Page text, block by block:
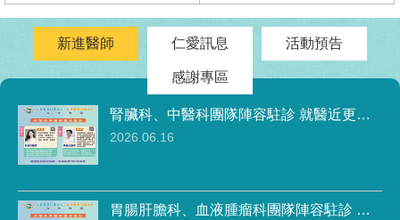
腎臟科、中醫科團隊陣容駐診 就醫近更便
利
2026.06.16
胃腸肝膽科、血液腫瘤科團隊陣容駐診 就